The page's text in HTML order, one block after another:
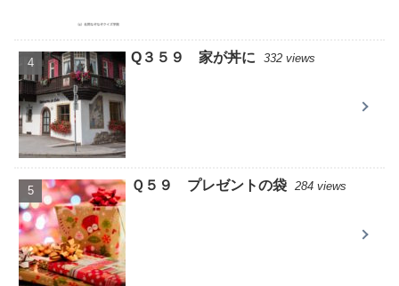
Q３５９ 家が丼に 332 views
Ｑ５９ プレゼントの袋 284 views